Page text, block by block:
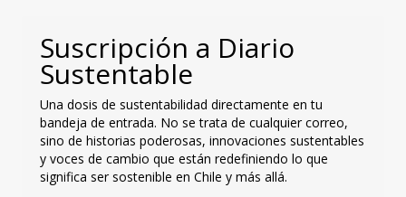
Suscripción a Diario
Sustentable
Una dosis de sustentabilidad directamente en tu
bandeja de entrada. No se trata de cualquier correo,
sino de historias poderosas, innovaciones sustentables
y voces de cambio que están redefiniendo lo que
significa ser sostenible en Chile y más allá.